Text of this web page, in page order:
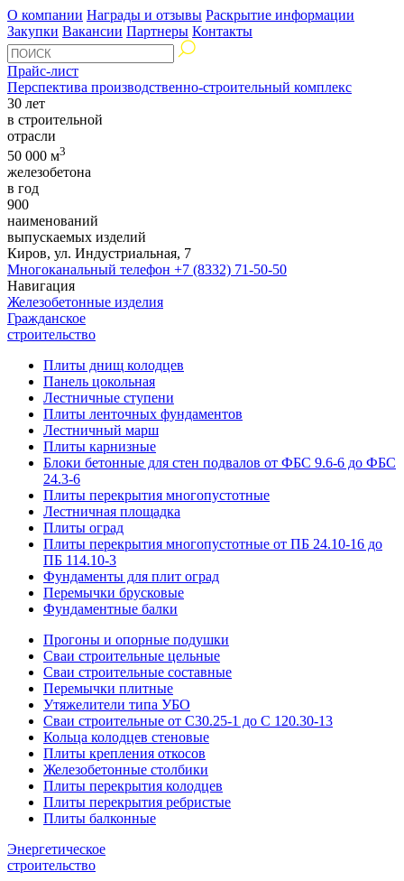
О компании Награды и отзывы Раскрытие информации
Закупки Вакансии Партнеры Контакты
Прайс-лист
Перспектива производственно-строительный комплекс
30 лет
в строительной
отрасли
50 000 м3
железобетона
в год
900
наименований
выпускаемых изделий
Киров, ул. Индустриальная, 7
Многоканальный телефон +7 (8332) 71-50-50
Навигация
Железобетонные изделия
Гражданское
строительство
Плиты днищ колодцев
Панель цокольная
Лестничные ступени
Плиты ленточных фундаментов
Лестничный марш
Плиты карнизные
Блоки бетонные для стен подвалов от ФБС 9.6-6 до ФБС
24.3-6
Плиты перекрытия многопустотные
Лестничная площадка
Плиты оград
Плиты перекрытия многопустотные от ПБ 24.10-16 до
ПБ 114.10-3
Фундаменты для плит оград
Перемычки брусковые
Фундаментные балки
Прогоны и опорные подушки
Сваи строительные цельные
Сваи строительные составные
Перемычки плитные
Утяжелители типа УБО
Сваи строительные от С30.25-1 до С 120.30-13
Кольца колодцев стеновые
Плиты крепления откосов
Железобетонные столбики
Плиты перекрытия колодцев
Плиты перекрытия ребристые
Плиты балконные
Энергетическое
строительство